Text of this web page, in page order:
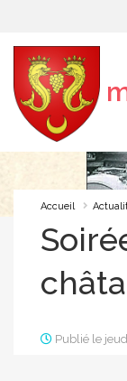
Accueil
Publié le
Panneau de